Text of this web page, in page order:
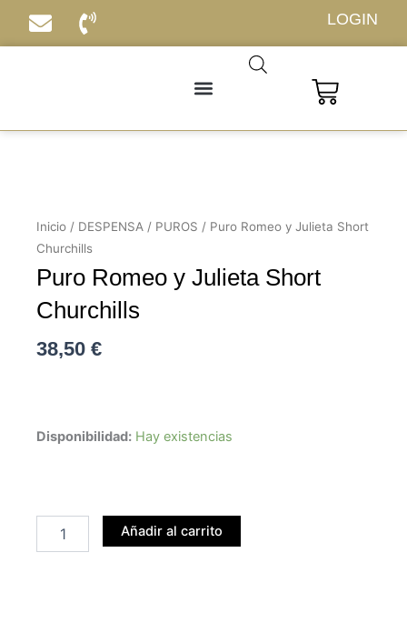
LOGIN
Carrito
Inicio / DESPENSA / PUROS / Puro Romeo y Julieta Short
Churchills
Puro Romeo y Julieta Short
Churchills
38,50 €
Disponibilidad: Hay existencias
Puro
cantidad
Añadir al carrito